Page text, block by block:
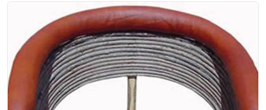
Tradicional
Tambien Disponible en silla para Bar
$95.00
EP-00-002